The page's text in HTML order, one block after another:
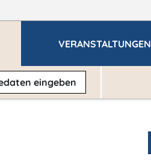
VERANSTALTUNGEN
eingeben